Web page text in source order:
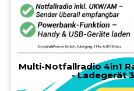
Multi-Notfallradio 4in1
- Ladegerät